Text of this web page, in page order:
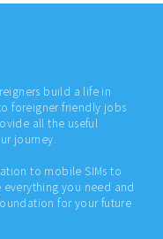
build a life in
foreigner friendly jobs
all the useful
journey.
to mobile SIMs to
you need and
for your future